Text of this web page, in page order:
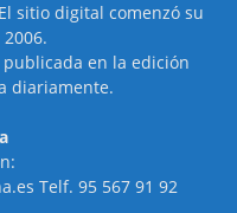
sitio digital comenzó su
en la edición
diariamente.
Telf. 95 567 91 92